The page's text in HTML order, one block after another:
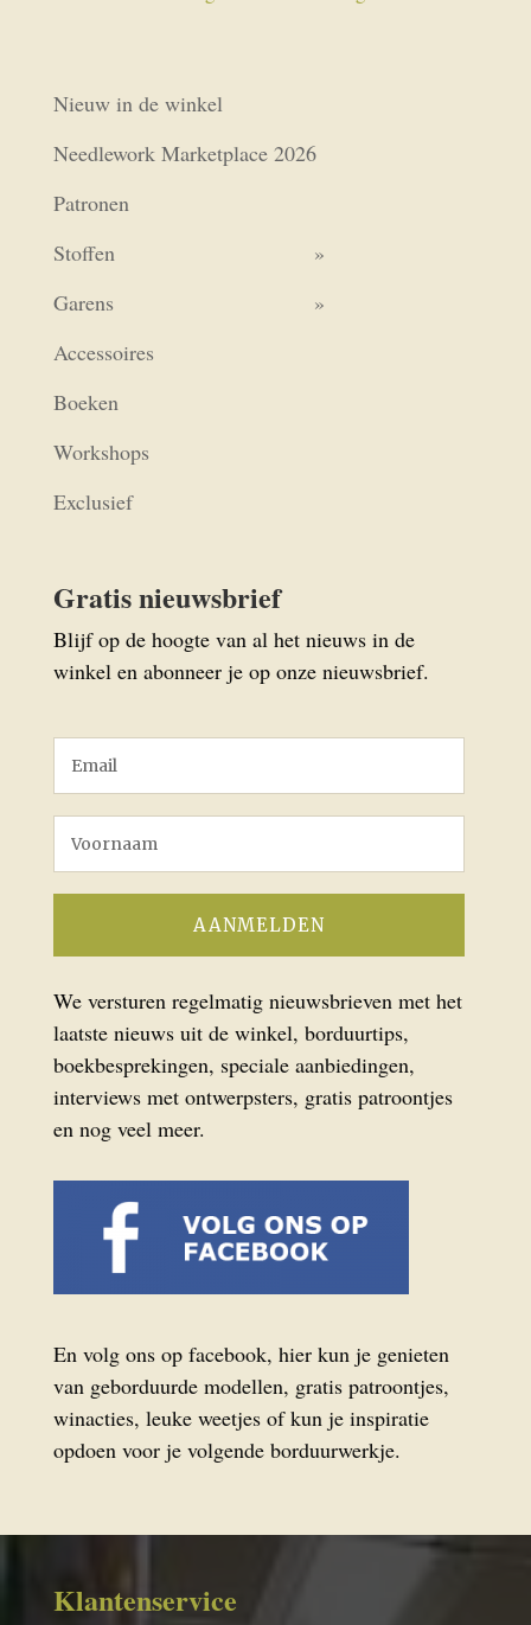
Nieuw in de winkel
Needlework Marketplace 2026
Patronen
Stoffen
Garens
Accessoires
Boeken
Workshops
Exclusief
Gratis nieuwsbrief
Blijf op de hoogte van al het nieuws in de
winkel en abonneer je op onze nieuwsbrief.
We versturen regelmatig nieuwsbrieven met het
laatste nieuws uit de winkel, borduurtips,
boekbesprekingen, speciale aanbiedingen,
interviews met ontwerpsters, gratis patroontjes
en nog veel meer.
En volg ons op facebook, hier kun je genieten
van geborduurde modellen, gratis patroontjes,
winacties, leuke weetjes of kun je inspiratie
opdoen voor je volgende borduurwerkje.
Klantenservice